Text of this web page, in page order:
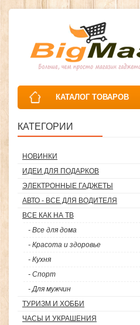
КАТАЛОГ ТОВАРОВ
КАТЕГОРИИ
НОВИНКИ
ИДЕИ ДЛЯ ПОДАРКОВ
ЭЛЕКТРОННЫЕ ГАДЖЕТЫ
АВТО - ВСЕ ДЛЯ ВОДИТЕЛЯ
ВСЕ КАК НА ТВ
- Все для дома
- Красота и здоровье
- Кухня
- Спорт
- Для мужчин
ТУРИЗМ И ХОББИ
ЧАСЫ И УКРАШЕНИЯ